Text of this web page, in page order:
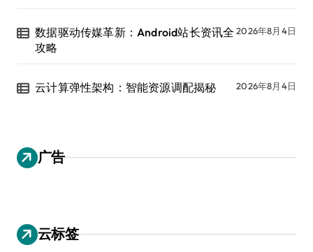
数据驱动传媒革新：Android站长资讯全
攻略
2026年8月4日
云计算弹性架构：智能资源调配揭秘 2026年8月4日
广告
云标签